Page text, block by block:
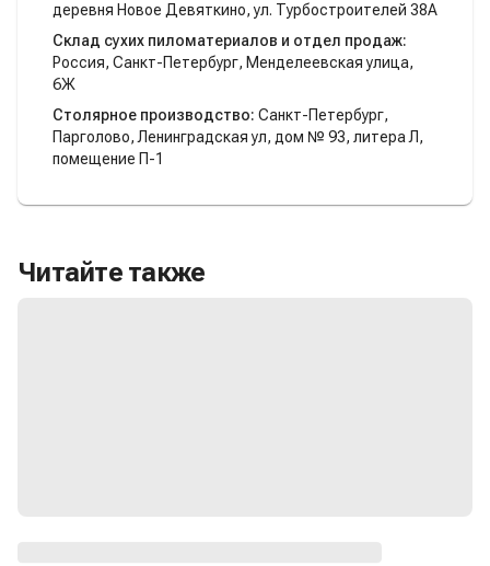
деревня Новое Девяткино, ул. Турбостроителей 38А
Склад сухих пиломатериалов и отдел продаж:
Россия, Санкт-Петербург, Менделеевская улица,
6Ж
Столярное производство: Санкт-Петербург,
Парголово, Ленинградская ул, дом № 93, литера Л,
помещение П-1
Читайте также